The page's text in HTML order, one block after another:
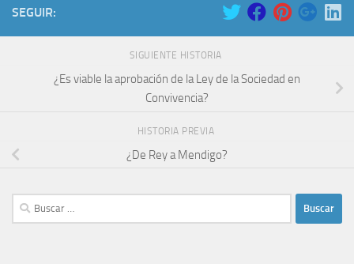
SEGUIR:
SIGUIENTE HISTORIA
¿Es viable la aprobación de la Ley de la Sociedad en
Convivencia?
HISTORIA PREVIA
¿De Rey a Mendigo?
Buscar: